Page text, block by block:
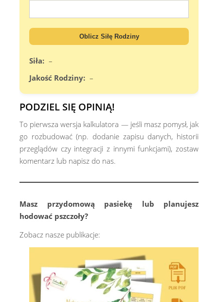
Oblicz Siłę Rodziny
Siła: –
Jakość Rodziny: –
PODZIEL SIĘ OPINIĄ!
To pierwsza wersja kalkulatora — jeśli masz pomysł, jak
go rozbudować (np. dodanie zapisu danych, historii
przeglądów czy integracji z innymi funkcjami), zostaw
komentarz lub napisz do nas.
Masz przydomową pasiekę lub planujesz
hodować pszczoły?
Zobacz nasze publikacje: